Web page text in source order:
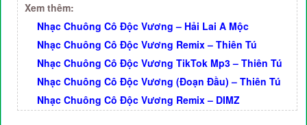
Xem thêm:
Nhạc Chuông Cô Độc Vương – Hải Lai A Mộc
Nhạc Chuông Cô Độc Vương Remix – Thiên Tú
Nhạc Chuông Cô Độc Vương TikTok Mp3 – Thiên Tú
Nhạc Chuông Cô Độc Vương (Đoạn Đầu) – Thiên Tú
Nhạc Chuông Cô Độc Vương Remix – DIMZ